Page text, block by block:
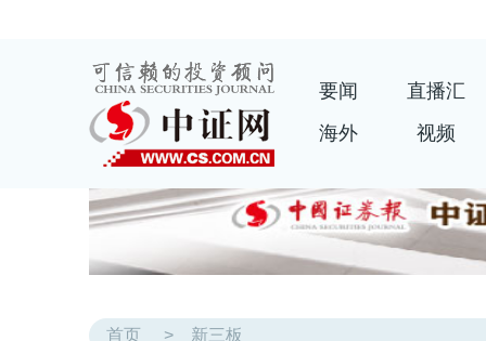
要闻
直播汇
海外
视频
首页 > 新三板